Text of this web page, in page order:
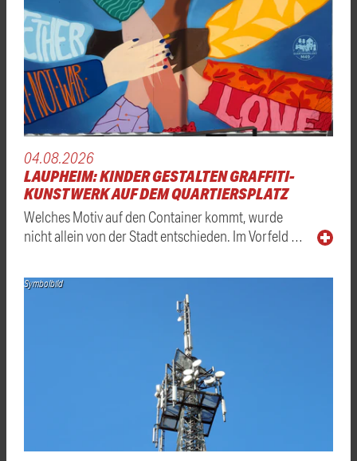
04.08.2026
LAUPHEIM: KINDER GESTALTEN GRAFFITI-
KUNSTWERK AUF DEM QUARTIERSPLATZ
Welches Motiv auf den Container kommt, wurde
nicht allein von der Stadt entschieden. Im Vorfeld …
Symbolbild